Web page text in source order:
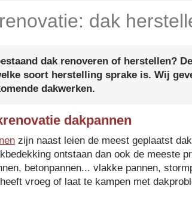
dak
dak renoveren of herstellen?
soort herstelling sprake is. Wij
dakwerken.
dakpannen
zijn naast leien de meest geplaatst
ontstaan dan ook de meeste
betonpannen... vlakke pannen,
vroeg of laat te kampen met